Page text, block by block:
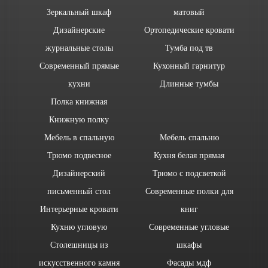
Зеркальный шкаф
Дизайнерские
журнальные столы
Современный прямые
кухни
Полка книжная
Книжную полку
матовый
Ортопедические кровати
Тумба под тв
Кухонный гарнитур
Длинные тумбы
Мебель в спальную
Трюмо подвесное
Дизайнерский
письменный стол
Интерьерные кровати
Кухню угловую
Столешницы из
искусственного камня
Мебель спальню
Кухня белая прямая
Трюмо с подсветкой
Современные полки для
книг
Современные угловые
шкафы
Фасады мдф